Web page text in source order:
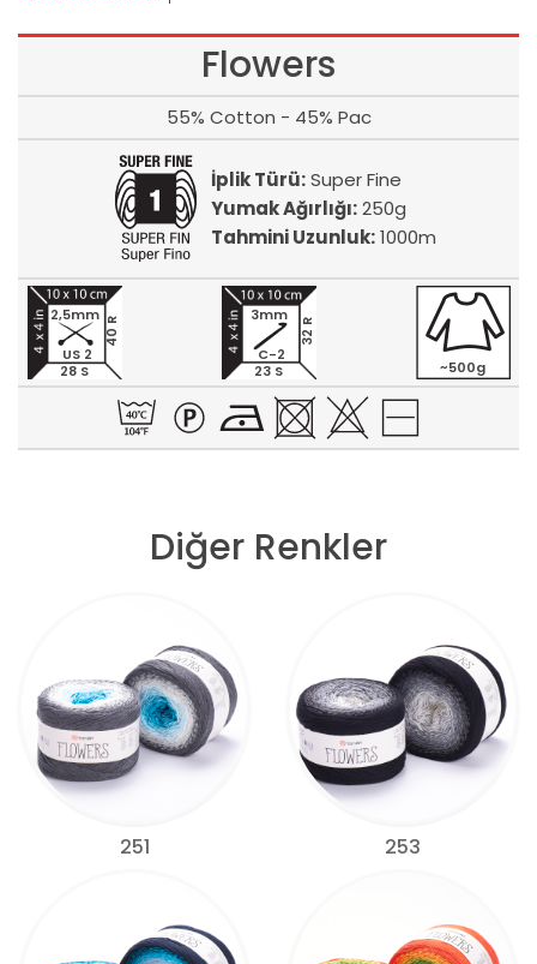
Flowers
55% Cotton - 45% Pac
İplik Türü:Super Fine
Yumak Ağırlığı:250g
Tahmini Uzunluk:1000m
28 S
40 R
2,5mm
US 2
23 S
32 R
3mm
C-2
~500g
Diğer Renkler
251 253